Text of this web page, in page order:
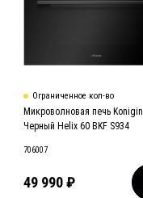
Ограниченное кол-во
Микроволновая печь Konigin
Черный Helix 60 BKF S934
706007
49 990₽